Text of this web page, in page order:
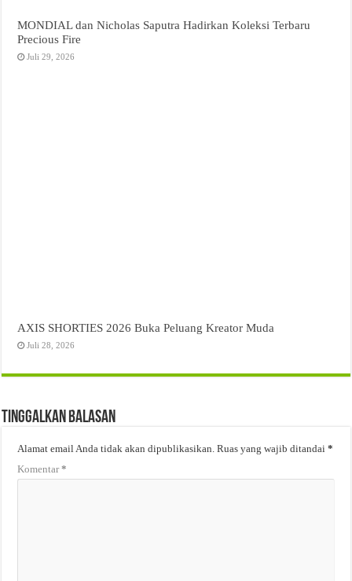
MONDIAL dan Nicholas Saputra Hadirkan Koleksi Terbaru
Precious Fire
Juli 29, 2026
AXIS SHORTIES 2026 Buka Peluang Kreator Muda
Juli 28, 2026
Tinggalkan Balasan
Alamat email Anda tidak akan dipublikasikan. Ruas yang wajib ditandai*
Komentar*